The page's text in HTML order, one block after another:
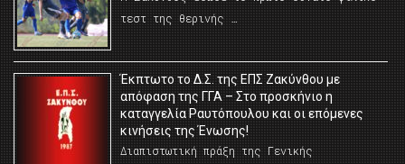
τεστ της θερινής …
Έκπτωτο το Δ.Σ. της ΕΠΣ Ζακύνθου με
απόφαση της ΓΓΑ – Στο προσκήνιο η
καταγγελία Ραυτόπουλου και οι επόμενες
κινήσεις της Ένωσης!
Διαπιστωτική πράξη της Γενικής